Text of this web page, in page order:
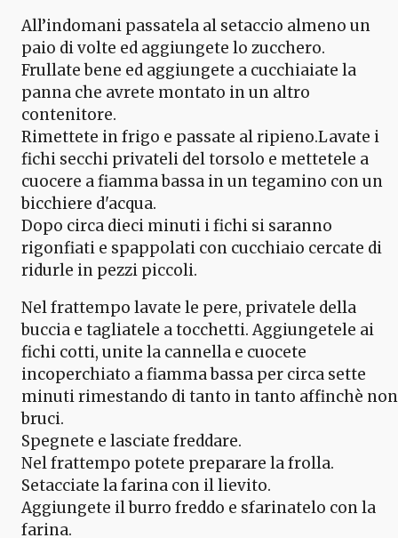
All’indomani passatela al setaccio almeno un
paio di volte ed aggiungete lo zucchero.
Frullate bene ed aggiungete a cucchiaiate la
panna che avrete montato in un altro
contenitore.
Rimettete in frigo e passate al ripieno.Lavate i
fichi secchi privateli del torsolo e mettetele a
cuocere a fiamma bassa in un tegamino con un
bicchiere d'acqua.
Dopo circa dieci minuti i fichi si saranno
rigonfiati e spappolati con cucchiaio cercate di
ridurle in pezzi piccoli.
Nel frattempo lavate le pere, privatele della
buccia e tagliatele a tocchetti. Aggiungetele ai
fichi cotti, unite la cannella e cuocete
incoperchiato a fiamma bassa per circa sette
minuti rimestando di tanto in tanto affinchè non
bruci.
Spegnete e lasciate freddare.
Nel frattempo potete preparare la frolla.
Setacciate la farina con il lievito.
Aggiungete il burro freddo e sfarinatelo con la
farina.